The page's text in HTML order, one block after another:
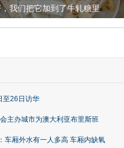
我们把它加到了牛轧糖里
至26日访华
主办城市为澳大利亚布里斯班
车厢外水有一人多高 车厢内缺氧